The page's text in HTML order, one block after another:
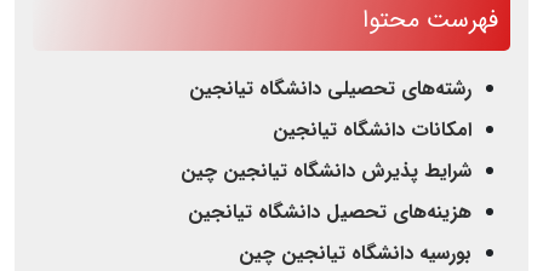
فهرست محتوا
رشته‌های تحصیلی دانشگاه تیانجین
امکانات دانشگاه تیانجین
شرایط پذیرش دانشگاه تیانجین چین
هزینه‌های تحصیل دانشگاه تیانجین
بورسیه دانشگاه تیانجین چین